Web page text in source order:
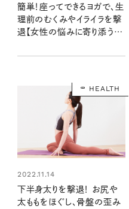
簡単！座ってできるヨガで、生
理前のむくみやイライラを撃
退【女性の悩みに寄り添うヨ
HEALTH
2022.11.14
下半身太りを撃退！ お尻や
太ももをほぐし、骨盤の歪み